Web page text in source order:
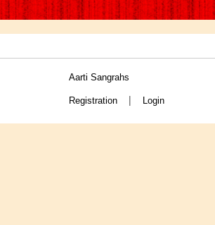
Aarti Sangrahs
Registration| Login